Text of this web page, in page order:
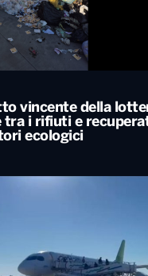
vincente della
tra i rifiuti e
ecologici